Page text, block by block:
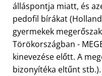
álláspontja miatt, és
pedofil bírákat
gyermekek
Törökországban -
kinevezése előtt. A
bizonyítéka eltűnt stb.).